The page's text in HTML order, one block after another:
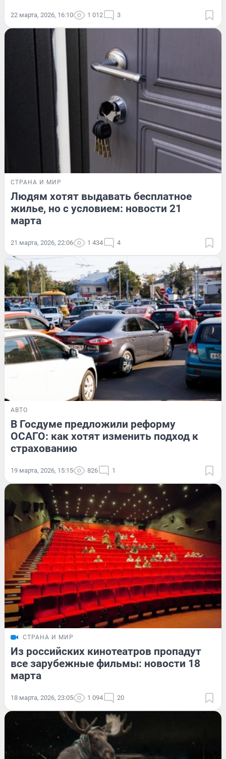
22 марта, 2026, 16:10 1 012 3
СТРАНА И МИР
Людям хотят выдавать бесплатное
жилье, но с условием: новости 21
марта
21 марта, 2026, 22:06 1 434 4
АВТО
В Госдуме предложили реформу
ОСАГО: как хотят изменить подход к
страхованию
19 марта, 2026, 15:15 826 1
СТРАНА И МИР
Из российских кинотеатров пропадут
все зарубежные фильмы: новости 18
марта
18 марта, 2026, 23:05 1 094 20